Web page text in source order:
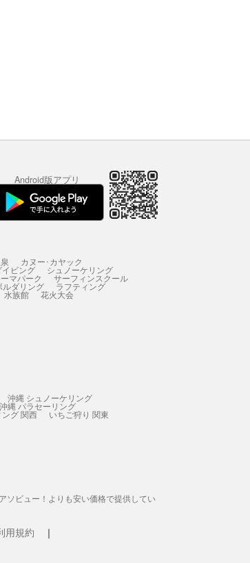
Android版アプリ
カヌー･カヤック
ビング シュノーケリング
マパーク サーフィンスクール
ルダリング ラフティング
水族館 花火大会
沖縄 シュノーケリング
沖縄 パラセーリング
グ 関西 いちご狩り 関東
ソビュー！よりも安い価格で提供してい
用規約